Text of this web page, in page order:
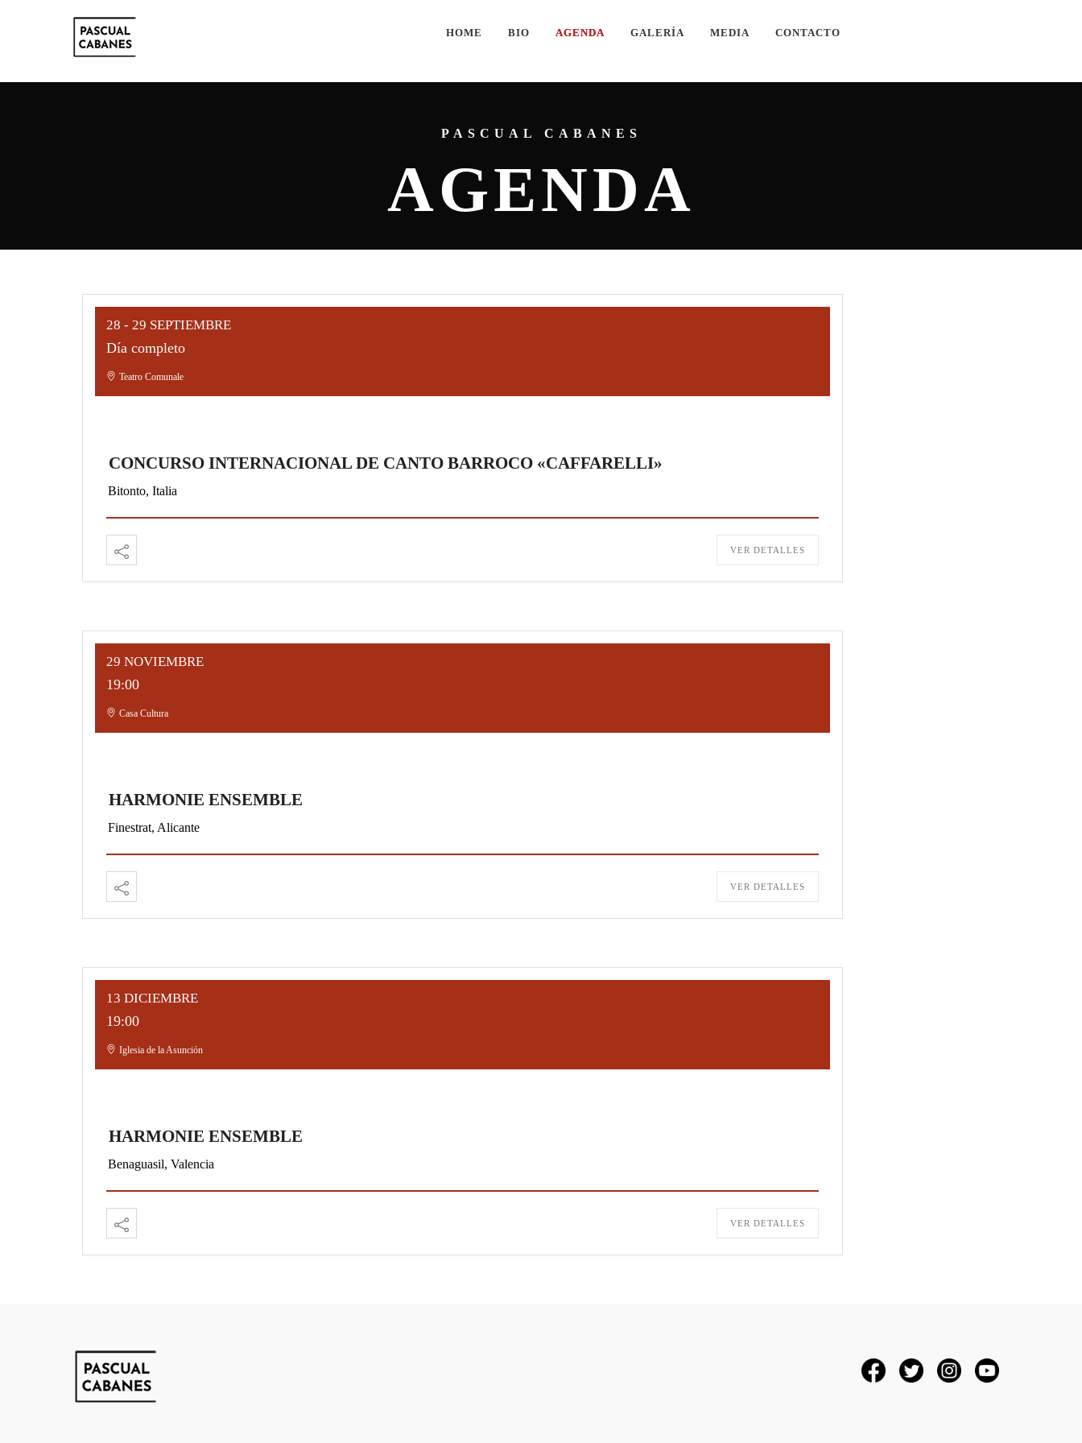
HOME BIO AGENDA GALERÍA MEDIA CONTACTO
PASCUAL CABANES
AGENDA
28 - 29 SEPTIEMBRE
Día completo
Teatro Comunale
CONCURSO INTERNACIONAL DE CANTO BARROCO «CAFFARELLI»
Bitonto, Italia
VER DETALLES
29 NOVIEMBRE
19:00
Casa Cultura
HARMONIE ENSEMBLE
Finestrat, Alicante
VER DETALLES
13 DICIEMBRE
19:00
Iglesia de la Asunción
HARMONIE ENSEMBLE
Benaguasil, Valencia
VER DETALLES